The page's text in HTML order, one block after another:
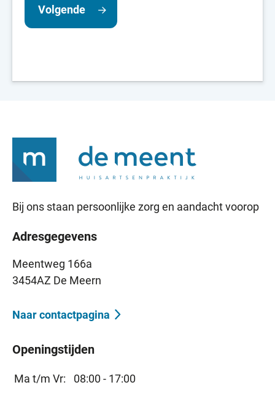
Volgende
Bij ons staan persoonlijke zorg en aandacht voorop
Adresgegevens
Meentweg 166a
3454AZ De Meern
Naar contactpagina
Openingstijden
Ma t/m Vr:
08:00 - 17:00